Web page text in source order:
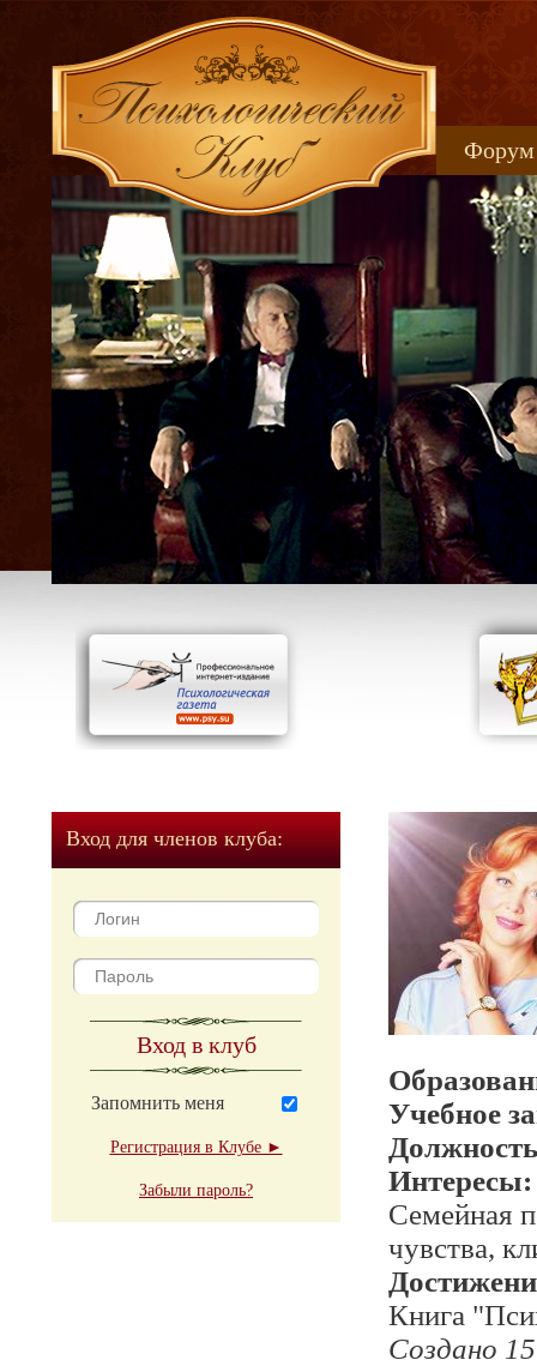
Форум
Вход для членов клуба:
Вход в клуб
Запомнить меня
Регистрация в Клубе ►
Забыли пароль?
Учебное
Интересы:
Семейная
чувства,
Книга
Создано